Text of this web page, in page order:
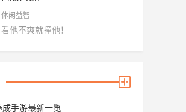
休闲益智
看他不爽就撞他！